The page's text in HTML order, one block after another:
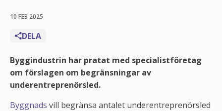
10 FEB 2025
DELA
Byggindustrin har pratat med specialistföretag
om förslagen om begränsningar av
underentreprenörsled.
Byggnads vill begränsa antalet underentreprenörsled